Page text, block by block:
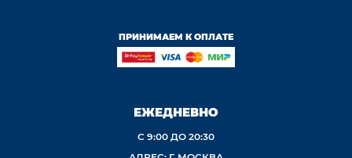
ПРИНИМАЕМ К ОПЛАТЕ
ЕЖЕДНЕВНО
С 9:00 ДО 20:30